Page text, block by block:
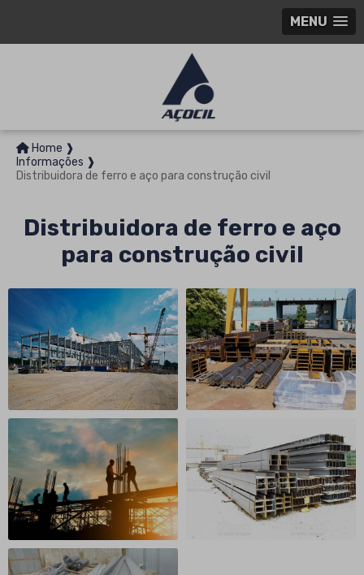
MENU
Home ❱
Informações ❱
Distribuidora de ferro e aço para construção civil
Distribuidora de ferro e aço
para construção civil